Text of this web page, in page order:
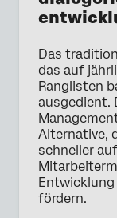
Das
das auf
Ranglisten
ausgedient.
Alternative,
schneller
fördern.